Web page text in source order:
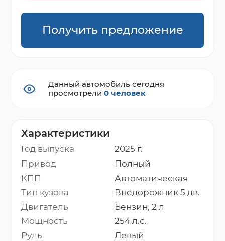
Характеристики
Год выпуска
2025 г.
Привод
Полный
КПП
Автоматическая
Тип кузова
Внедорожник 5 дв.
Двигатель
Бензин, 2 л
Мощность
254 л.с.
Руль
Левый
Получить предложение
Данный автомобиль сегодня
просмотрели0 человек